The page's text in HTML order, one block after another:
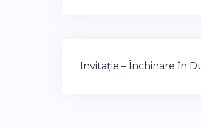
Post
Invitație – Închinare în